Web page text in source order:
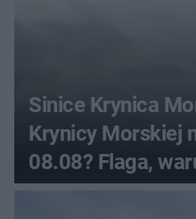
Sinice Krynica
Krynicy Morskiej
08.08? Flaga,